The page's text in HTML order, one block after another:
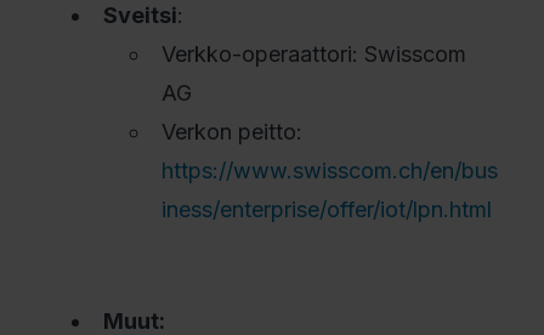
Sveitsi:
Verkko-operaattori: Swisscom
AG
Verkon peitto:
https://www.swisscom.ch/en/bus
iness/enterprise/offer/iot/lpn.html
Muut: